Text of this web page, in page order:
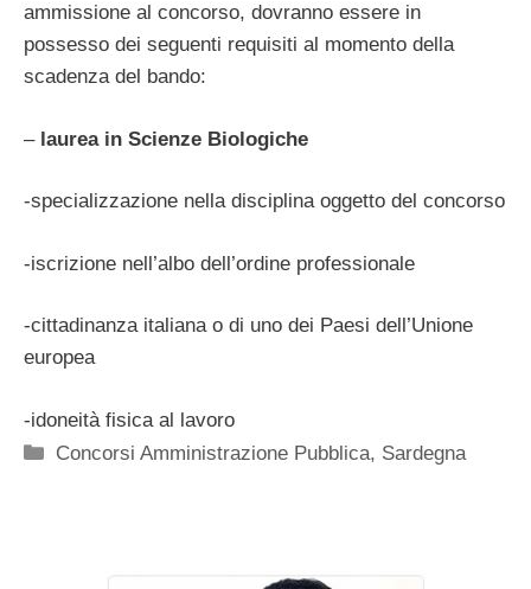
ammissione al concorso, dovranno essere in
possesso dei seguenti requisiti al momento della
scadenza del bando:
–laurea in Scienze Biologiche
-specializzazione nella disciplina oggetto del concorso
-iscrizione nell’albo dell’ordine professionale
-cittadinanza italiana o di uno dei Paesi dell’Unione
europea
-idoneità fisica al lavoro
Categorie
Concorsi Amministrazione Pubblica, Sardegna